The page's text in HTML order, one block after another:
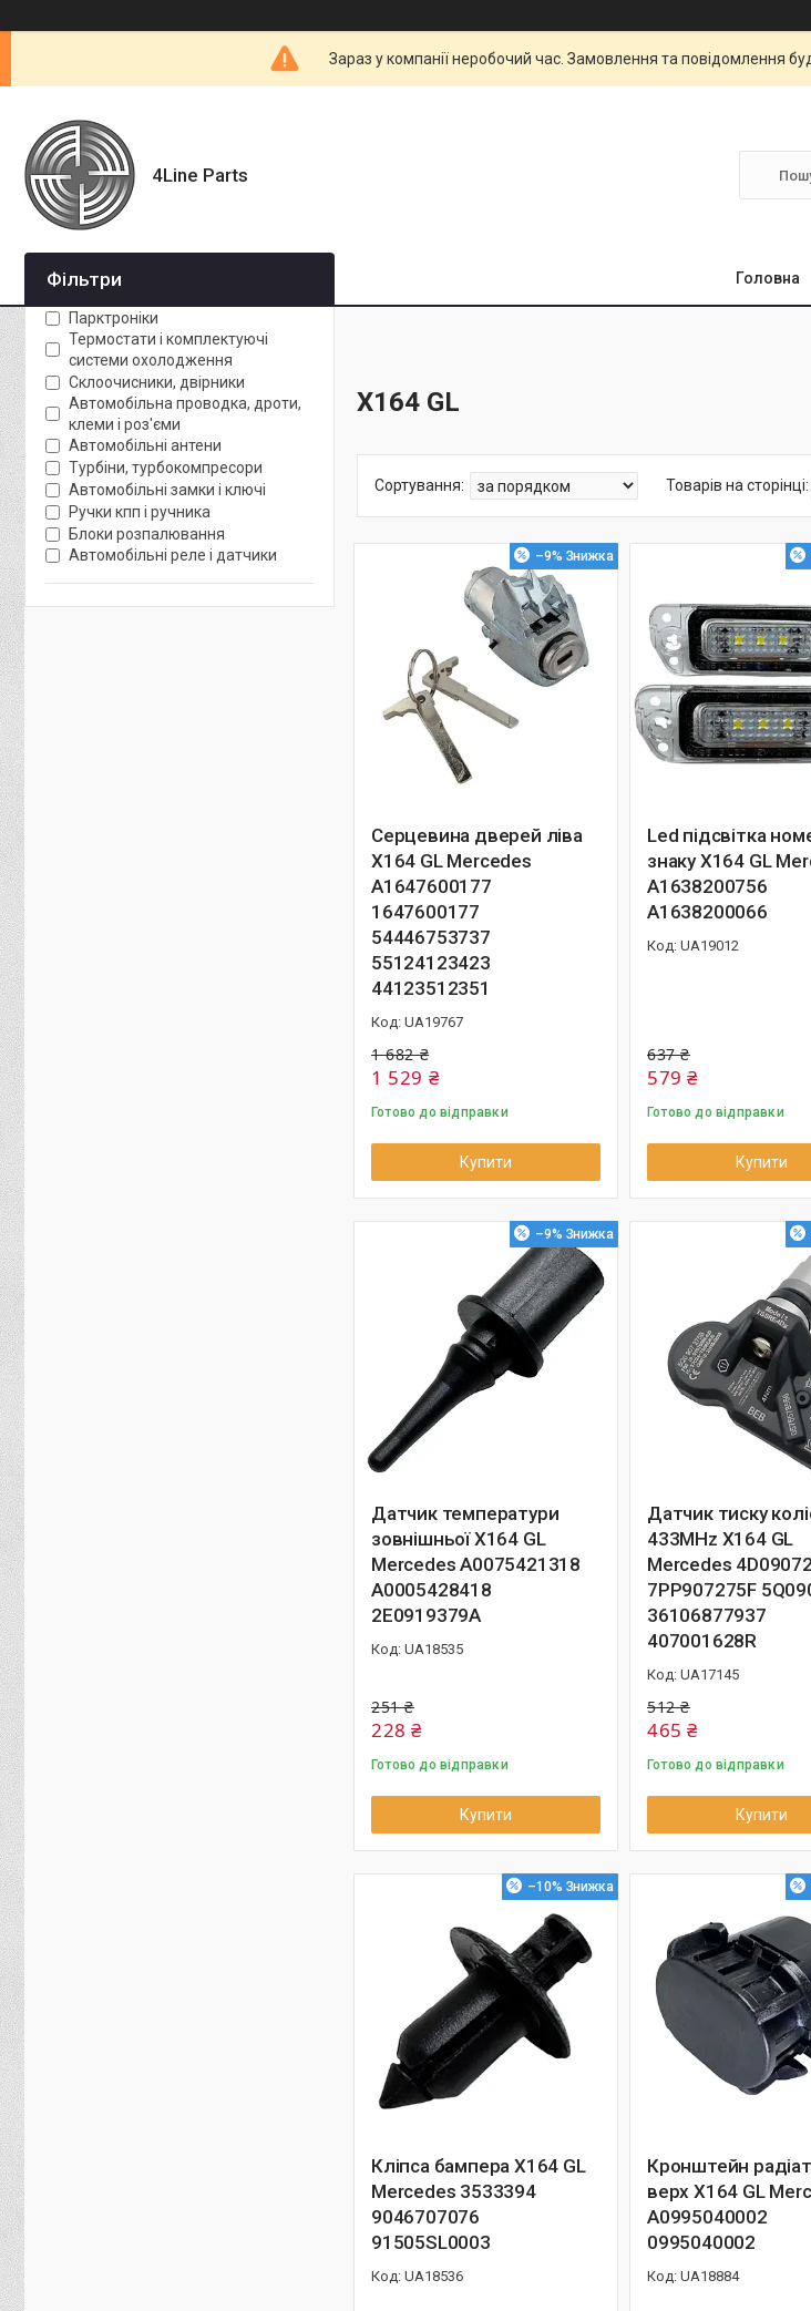
Зараз у компанії неробочий час. Замовлення та повідомлення
4Line Parts
Головна
X164 GL
–9%
Cерцевина дверей ліва
X164 GL Mercedes
A1647600177
1647600177
54446753737
55124123423
44123512351
UA19767
1 682 ₴
1 529 ₴
Готово до відправки
Купити
Led підсвітка
знаку X164 GL
A1638200756
A1638200066
UA19012
637 ₴
579 ₴
Готово до відправки
Купити
–9%
Датчик температури
зовнішньої X164 GL
Mercedes A0075421318
A0005428418
2E0919379A
UA18535
251 ₴
228 ₴
Готово до відправки
Купити
Датчик тиску
433MHz X164 GL
Mercedes
7PP907275F
36106877937
407001628R
UA17145
512 ₴
465 ₴
Готово до відправки
Купити
–10%
Кліпса бампера X164 GL
Mercedes 3533394
9046707076
91505SL0003
UA18536
Кронштейн
верх X164 GL
A0995040002
0995040002
UA18884
Фільтри
Парктроніки
Термостати і комплектуючі
системи охолодження
Склоочисники, двірники
Автомобільна проводка, дроти,
клеми і роз'єми
Автомобільні антени
Турбіни, турбокомпресори
Автомобільні замки і ключі
Ручки кпп і ручника
Блоки розпалювання
Автомобільні реле і датчики